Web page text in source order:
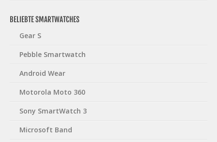
BELIEBTE SMARTWATCHES
Gear S
Pebble Smartwatch
Android Wear
Motorola Moto 360
Sony SmartWatch 3
Microsoft Band